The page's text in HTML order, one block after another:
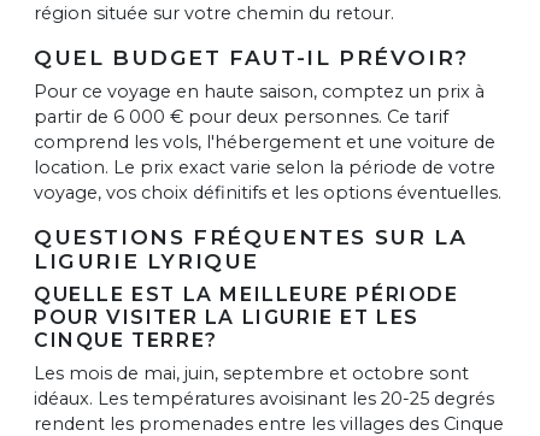
région située sur votre chemin du retour.
QUEL BUDGET FAUT-IL PRÉVOIR?
Pour ce voyage en haute saison, comptez un prix à
partir de 6 000 € pour deux personnes. Ce tarif
comprend les vols, l'hébergement et une voiture de
location. Le prix exact varie selon la période de votre
voyage, vos choix définitifs et les options éventuelles.
QUESTIONS FRÉQUENTES SUR LA
LIGURIE LYRIQUE
QUELLE EST LA MEILLEURE PÉRIODE
POUR VISITER LA LIGURIE ET LES
CINQUE TERRE?
Les mois de mai, juin, septembre et octobre sont
idéaux. Les températures avoisinant les 20-25 degrés
rendent les promenades entre les villages des Cinque